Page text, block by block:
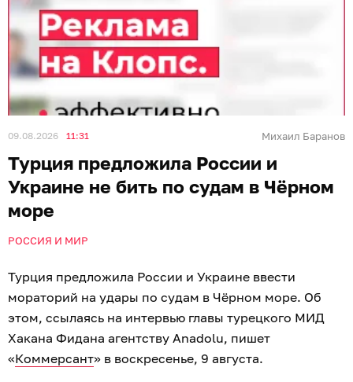
09.08.2026 11:31 Михаил Баранов
Турция предложила России и
Украине не бить по судам в Чёрном
море
РОССИЯ И МИР
Турция предложила России и Украине ввести
мораторий на удары по судам в Чёрном море. Об
этом, ссылаясь на интервью главы турецкого МИД
Хакана Фидана агентству Anadolu, пишет
«Коммерсант» в воскресенье, 9 августа.